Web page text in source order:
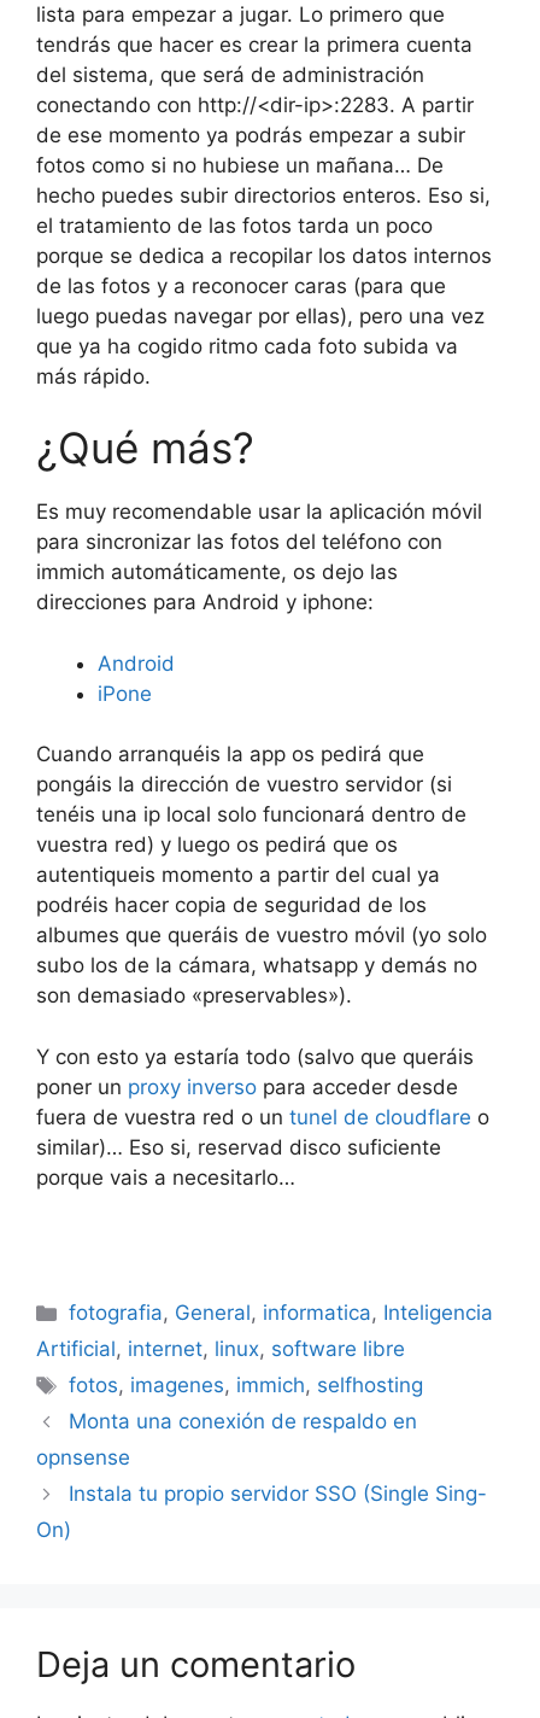
lista para empezar a jugar. Lo primero que
tendrás que hacer es crear la primera cuenta
del sistema, que será de administración
conectando con http://<dir-ip>:2283. A partir
de ese momento ya podrás empezar a subir
fotos como si no hubiese un mañana… De
hecho puedes subir directorios enteros. Eso si,
el tratamiento de las fotos tarda un poco
porque se dedica a recopilar los datos internos
de las fotos y a reconocer caras (para que
luego puedas navegar por ellas), pero una vez
que ya ha cogido ritmo cada foto subida va
más rápido.
¿Qué más?
Es muy recomendable usar la aplicación móvil
para sincronizar las fotos del teléfono con
immich automáticamente, os dejo las
direcciones para Android y iphone:
Android
iPone
Cuando arranquéis la app os pedirá que
pongáis la dirección de vuestro servidor (si
tenéis una ip local solo funcionará dentro de
vuestra red) y luego os pedirá que os
autentiqueis momento a partir del cual ya
podréis hacer copia de seguridad de los
albumes que queráis de vuestro móvil (yo solo
subo los de la cámara, whatsapp y demás no
son demasiado «preservables»).
Y con esto ya estaría todo (salvo que queráis
poner un proxy inverso para acceder desde
fuera de vuestra red o un tunel de cloudflare o
similar)… Eso si, reservad disco suficiente
porque vais a necesitarlo…
Categorías
fotografia, General, informatica, Inteligencia
Artificial, internet, linux, software libre
Etiquetas
fotos, imagenes, immich, selfhosting
Monta una conexión de respaldo en
opnsense
Instala tu propio servidor SSO (Single Sing-
On)
Deja un comentario